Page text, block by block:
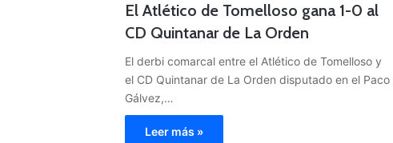
El Atlético de Tomelloso gana 1-0 al
CD Quintanar de La Orden
El derbi comarcal entre el Atlético de Tomelloso y
el CD Quintanar de La Orden disputado en el Paco
Gálvez,…
Leer más »